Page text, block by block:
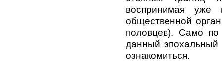
воспринимая
общественной
половцев). Само
данный эпохальный
ознакомиться.